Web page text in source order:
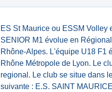
ES St Maurice ou ESSM
SENIOR M1 évolue en
Rhône-Alpes. L'équipe U18 F1
Rhône Métropole de Lyon. Le
regional. Le club se situe dans
suivante : E.S. SAINT